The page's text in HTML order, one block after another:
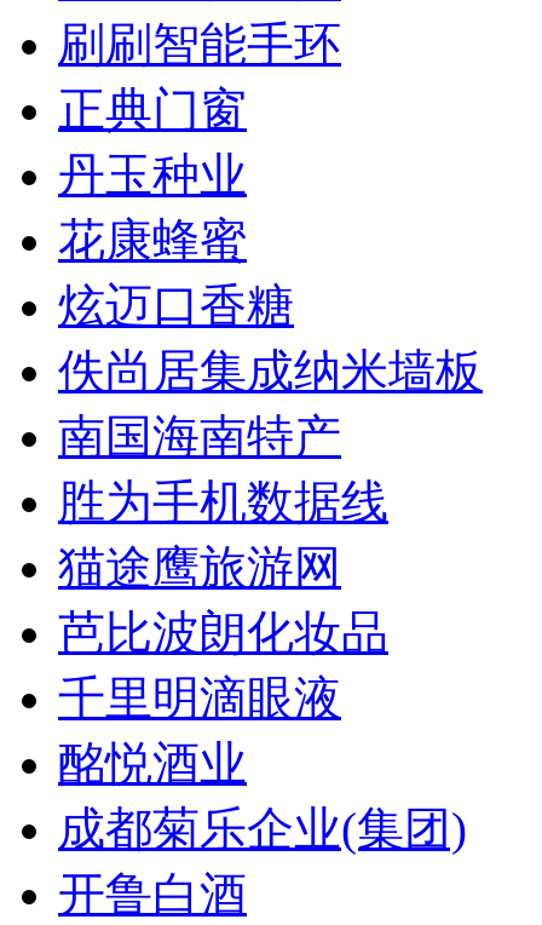
刷刷智能手环
正典门窗
丹玉种业
花康蜂蜜
炫迈口香糖
佚尚居集成纳米墙板
南国海南特产
胜为手机数据线
猫途鹰旅游网
芭比波朗化妆品
千里明滴眼液
酩悦酒业
成都菊乐企业(集团)
开鲁白酒